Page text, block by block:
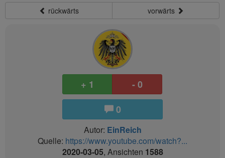
rückwärts vorwärts
+ 1
- 0
0
Autor: EinReich
Quelle: https://www.youtube.com/watch?...
2020-03-05, Ansichten 1588